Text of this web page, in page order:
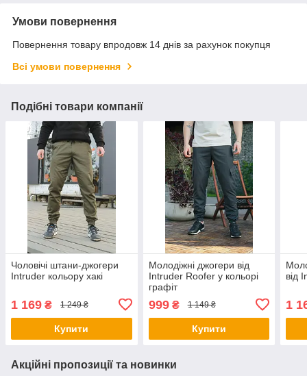
Умови повернення
Повернення товару впродовж 14 днів за рахунок покупця
Всі умови повернення
Подібні товари компанії
Чоловічі штани-джогери
Intruder кольору хакі
1 169 ₴ 1 249 ₴
Купити
Молодіжні джогери від
Intruder Roofer у кольорі
графіт
999₴ 1 149 ₴
Купити
від
1
Акційні пропозиції та новинки